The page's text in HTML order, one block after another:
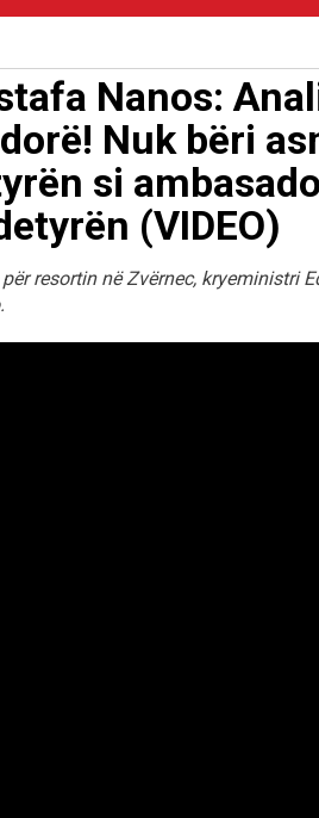
Nanos:
Nuk bëri
si
(VIDEO)
resortin në Zvërnec, kryeministri